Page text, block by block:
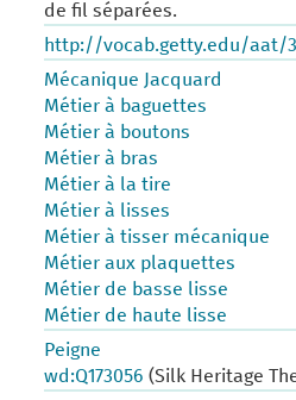
de fil séparées.
http://vocab.getty.edu/aat/
Mécanique Jacquard
Métier à baguettes
Métier à boutons
Métier à bras
Métier à la tire
Métier à lisses
Métier à tisser mécanique
Métier aux plaquettes
Métier de basse lisse
Métier de haute lisse
Peigne
wd:Q173056 (Silk Heritage